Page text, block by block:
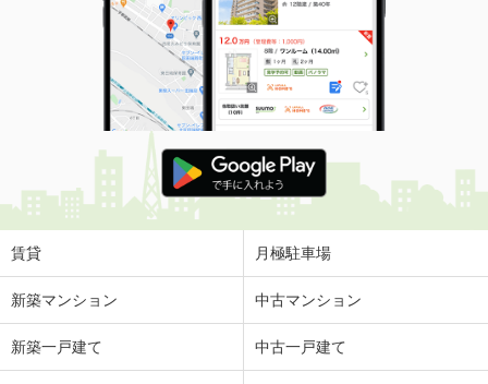
価 格
12万円
住 所
千葉県松戸市新松戸東
専有面積 66.7m²
間取り
3LDK
千葉県柏市十余二
価 格
12.90万円
住 所
千葉県柏市十余二
専有面積
千葉県千葉市中央区葛城１丁目
9.30万円
賃貸 月極駐車場
新築マンション 中古マンション
新築一戸建て 中古一戸建て